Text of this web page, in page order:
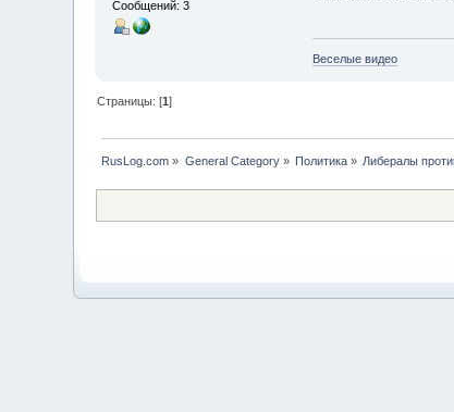
Сообщений: 3
Веселые видео
Страницы: [1]
RusLog.com » General Category» Политика » Либералы